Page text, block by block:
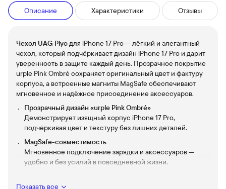
Описание Характеристики Отзывы
Чехол UAG Plyoдля iPhone 17 Pro — лёгкий и элегантный
чехол, который подчёркивает дизайн iPhone 17 Pro и дарит
уверенность в защите каждый день. Прозрачное покрытие
urple Pink Ombré сохраняет оригинальный цвет и фактуру
корпуса, а встроенные магниты MagSafe обеспечивают
мгновенное и надёжное присоединение аксессуаров.
Прозрачный дизайн «urple Pink Ombré»
Демонстрирует изящный корпус iPhone 17 Pro,
подчёркивая цвет и текстуру без лишних деталей.
MagSafe-совместимость
Мгновенное подключение зарядки и аксессуаров —
удобно и без усилий в повседневной жизни.
Минимальный вес и продуманная защита от ударов и
Показать все